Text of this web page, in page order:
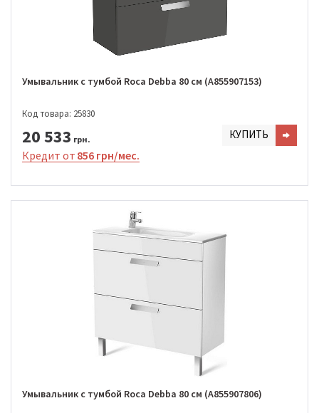
Умывальник с тумбой Roca Debba 80 см (A855907153)
Код товара: 25830
20 533 грн. КУПИТЬ
Кредит от 856 грн/мес.
Умывальник с тумбой Roca Debba 80 см (A855907806)